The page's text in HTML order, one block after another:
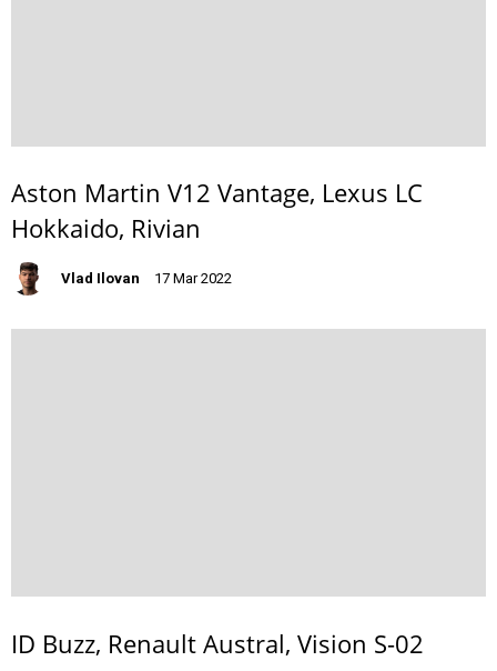
Aston Martin V12 Vantage, Lexus LC
Hokkaido, Rivian
Vlad Ilovan 17 Mar 2022
ID Buzz, Renault Austral, Vision S-02